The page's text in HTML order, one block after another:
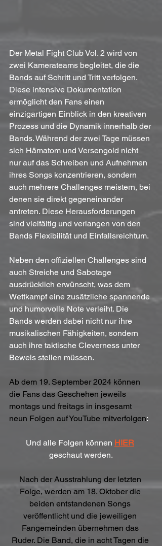
Der Metal Fight Club Vol. 2 wird von
zwei Kamerateams begleitet, die die
Bands auf Schritt und Tritt verfolgen.
Diese intensive Dokumentation
ermöglicht den Fans einen
einzigartigen Einblick in den kreativen
Prozess und die Dynamik innerhalb der
Bands. Während der zwei Tage müssen
sich Hämatom und Versengold nicht
nur auf das Schreiben und Aufnehmen
ihres Songs konzentrieren, sondern
auch mehrere Challenges meistern, bei
denen sie direkt gegeneinander
antreten. Diese Herausforderungen
sind vielfältig und verlangen von den
Bands Flexibilität und Einfallsreichtum.
Neben den offiziellen Challenges sind
auch Streiche und Sabotage
ausdrücklich erwünscht, was dem
Wettkampf eine zusätzliche spannende
und humorvolle Note verleiht. Die
Bands werden dabei nicht nur ihre
musikalischen Fähigkeiten, sondern
auch ihre taktische Cleverness unter
Beweis stellen müssen.
Ab dem 19. September 2024 können
die Fans das Geschehen jeweils
montags und freitags in insgesamt
neun Folgen auf YouTube mitverfolgen:
Und alle Folgen können HIER
geschaut werden.
Nach der Ausstrahlung der letzten
Folge, werden am 18. Oktober die
beiden entstandenen Songs
veröffentlicht und die jeweiligen
Fangemeinden übernehmen das
Ruder. Die Band, die in acht Tagen die